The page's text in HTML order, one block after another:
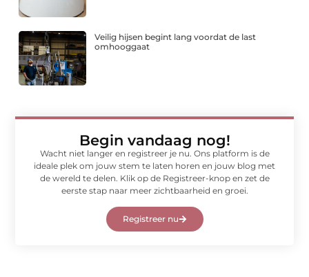
Veilig hijsen begint lang voordat de last
omhooggaat
Begin vandaag nog!
Wacht niet langer en registreer je nu. Ons platform is de
ideale plek om jouw stem te laten horen en jouw blog met
de wereld te delen. Klik op de Registreer-knop en zet de
eerste stap naar meer zichtbaarheid en groei.
Registreer nu